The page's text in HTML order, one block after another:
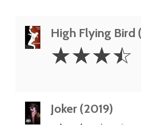
High Flying Bird
3.5
Stars
☆☆☆☆
Joker (2019)
2.5